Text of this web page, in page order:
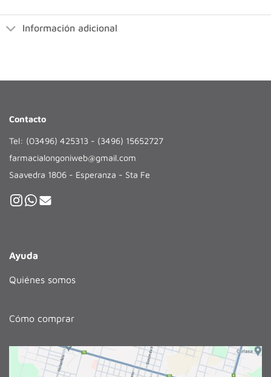
Información adicional
Contacto
Tel: (03496) 425313 - (3496) 15652727
farmacialongoniweb@gmail.com
Saavedra 1806 - Esperanza - Sta Fe
Ayuda
Quiénes somos
Cómo comprar